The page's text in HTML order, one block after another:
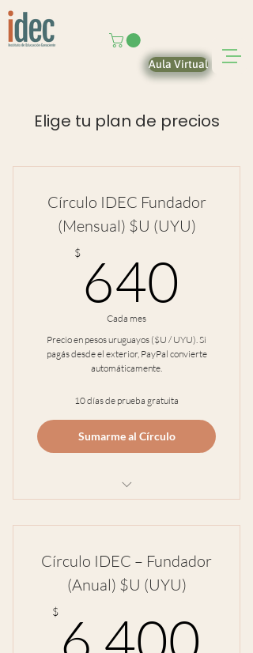
Aula Virtual
Elige tu plan de precios
Círculo IDEC Fundador
(Mensual) $U (UYU)
$ 640
Cada mes
Precio en pesos uruguayos ($U / UYU). Si
pagás desde el exterior, PayPal convierte
automáticamente.
10 días de prueba gratuita
Sumarme al Círculo
Grabación si no venís al vivo +
continuidad
Comunidad cuidada (sin juicio, con
colegas)
Círculo IDEC – Fundador
(Anual) $U (UYU)
$ 6.400